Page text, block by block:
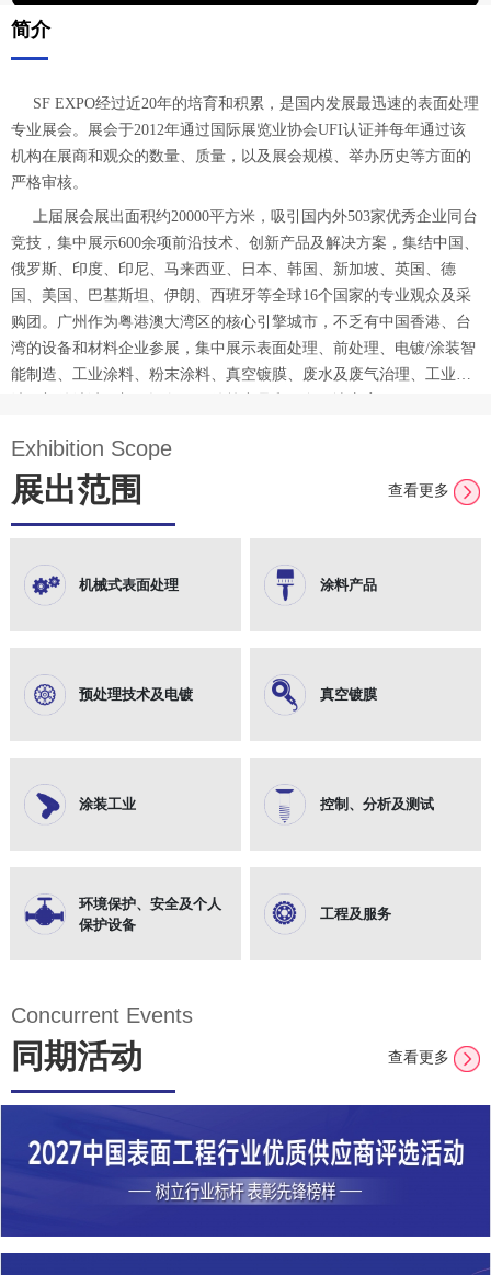
简介
SF EXPO经过近20年的培育和积累，是国内发展最迅速的表面处理
专业展会。展会于2012年通过国际展览业协会UFI认证并每年通过该
机构在展商和观众的数量、质量，以及展会规模、举办历史等方面的
严格审核。
上届展会展出面积约20000平方米，吸引国内外503家优秀企业同台
竞技，集中展示600余项前沿技术、创新产品及解决方案，集结中国、
俄罗斯、印度、印尼、马来西亚、日本、韩国、新加坡、英国、德
国、美国、巴基斯坦、伊朗、西班牙等全球16个国家的专业观众及采
购团。广州作为粤港澳大湾区的核心引擎城市，不乏有中国香港、台
湾的设备和材料企业参展，集中展示表面处理、前处理、电镀/涂装智
能制造、工业涂料、粉末涂料、真空镀膜、废水及废气治理、工业清
Exhibition Scope
展出范围 查看更多
机械式表面处理 涂料产品
预处理技术及电镀 真空镀膜
涂装工业 控制、分析及测试
环境保护、安全及个人
保护设备
工程及服务
Concurrent Events
同期活动 查看更多